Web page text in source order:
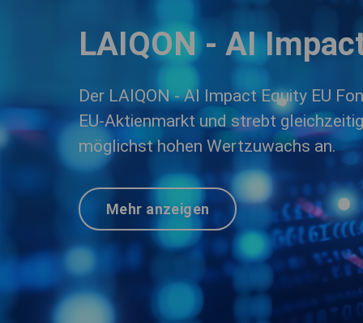
LAIQON - AI
Der LAIQON - AI Impact Equity EU
EU-Aktienmarkt und strebt
möglichst hohen Wertzuwachs an.
Mehr anzeigen